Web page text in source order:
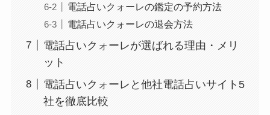
電話占いクォーレの鑑定の予約方法
電話占いクォーレの退会方法
電話占いクォーレが選ばれる理由・メリ
ット
電話占いクォーレと他社電話占いサイト5
社を徹底比較